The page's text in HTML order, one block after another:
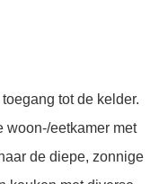
tot de kelder.
woon-/eetkamer met
de diepe, zonnige